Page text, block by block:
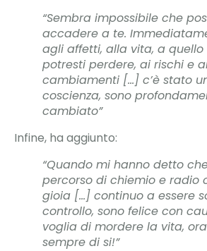
“Sembra impossibile che
accadere a te.
agli affetti, alla vita, a quello
potresti perdere, ai rischi e
cambiamenti […] c’è stato
coscienza, sono
cambiato”
Infine, ha aggiunto:
“Quando mi hanno detto
percorso di chiemio e radio
gioia […] continuo a essere
controllo, sono felice con
voglia di mordere la vita,
sempre di si!”